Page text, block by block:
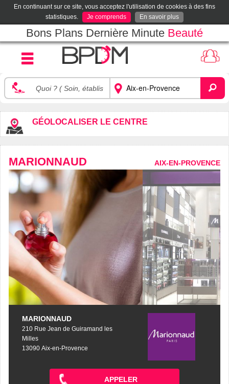
En continuant sur ce site, vous acceptez l'utilisation de cookies à des fins
statistiques.
Je comprends En savoir plus
Bons Plans Dernière Minute Beauté
GÉOLOCALISER LE CENTRE
MARIONNAUD AIX-EN-PROVENCE
MARIONNAUD
210 Rue Jean de Guiramand les
Milles
13090 Aix-en-Provence
APPELER